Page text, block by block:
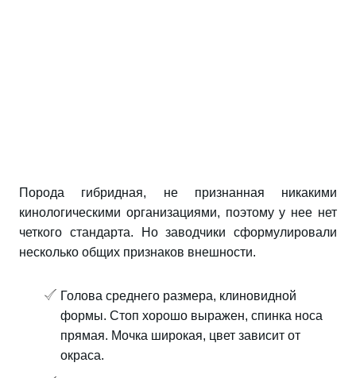
Порода гибридная, не признанная никакими
кинологическими организациями, поэтому у нее нет
четкого стандарта. Но заводчики сформулировали
несколько общих признаков внешности.
Голова среднего размера, клиновидной
формы. Стоп хорошо выражен, спинка носа
прямая. Мочка широкая, цвет зависит от
окраса.